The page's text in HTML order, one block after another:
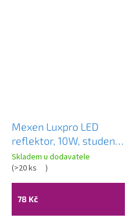
Mexen Luxpro LED
reflektor, 10W, studená
- 6500K, 900 lm, černá
- L230-010-65-70
Skladem u dodavatele
(>20 ks )
78 Kč